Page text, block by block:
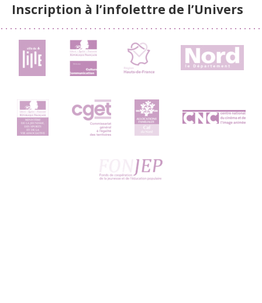
Inscription à l’infolettre de l’Univers